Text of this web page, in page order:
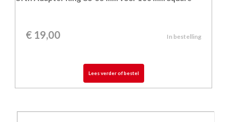
€ 19,00 In bestelling
Lees verder of bestel